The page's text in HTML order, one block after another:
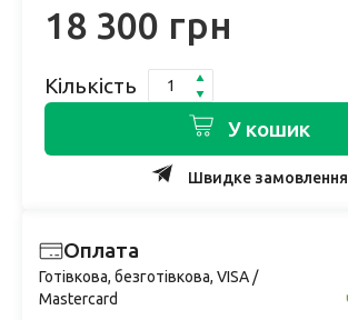
18 300 грн
Кількість
У кошик
Швидке замовлення
Оплата
Готівкова, безготівкова, VISA /
Mastercard